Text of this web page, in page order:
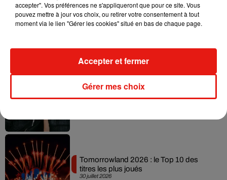
David Guetta et Carl Cox signent un B2B
Angèle officialise la sortie de "Run" avec
Amelie Lens
30 juillet 2026
Tomorrowland 2026 : le Top 10 des
titres les plus joués
accepter". Vos préférences ne s'appliqueront que pour ce site. Vous
pouvez mettre à jour vos choix, ou retirer votre consentement à tout
moment via le lien "Gérer les cookies" situé en bas de chaque page.
Gérer mes choix
Accepter et fermer